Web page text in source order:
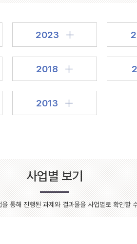
2023
2018
2013
사업별 보기
통해 진행된 과제와 결과물을 사업별로 확인할